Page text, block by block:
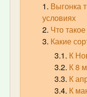
Выгонка
условиях
Что
Какие
К
К 8
К
К